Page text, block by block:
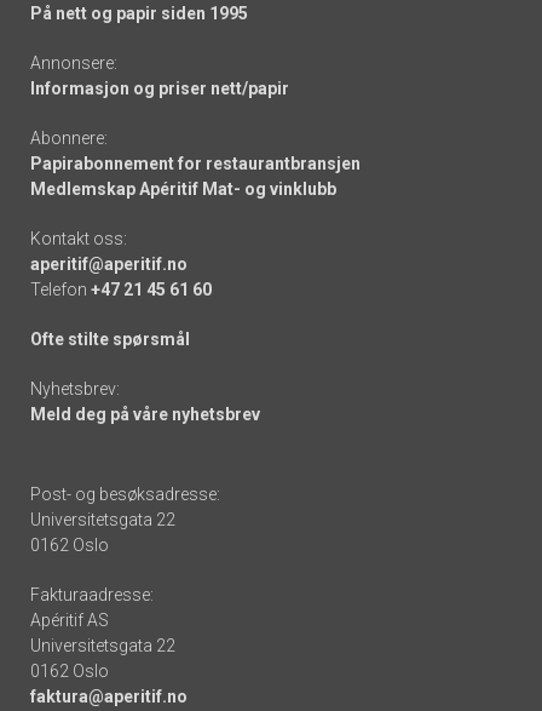
På nett og papir siden 1995
Annonsere:
Informasjon og priser nett/papir
Abonnere:
Papirabonnement for restaurantbransjen
Medlemskap Apéritif Mat- og vinklubb
Kontakt oss:
aperitif@aperitif.no
Telefon +47 21 45 61 60
Ofte stilte spørsmål
Nyhetsbrev:
Meld deg på våre nyhetsbrev
Post- og besøksadresse:
Universitetsgata 22
0162 Oslo
Fakturaadresse:
Apéritif AS
Universitetsgata 22
0162 Oslo
faktura@aperitif.no